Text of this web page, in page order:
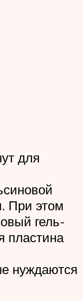
для
При этом
гель-
пластина
нуждаются